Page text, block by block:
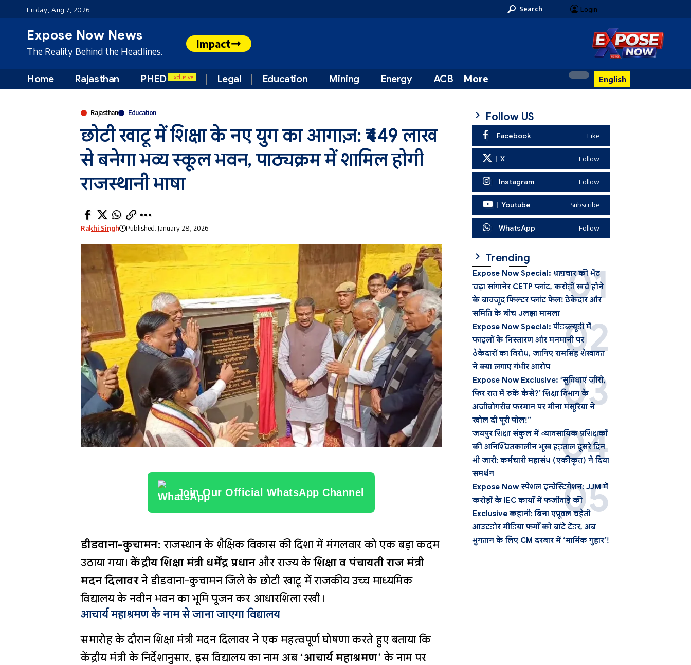
Friday, Aug 7, 2026 Search Login
Expose Now News
The Reality Behind the Headlines.
Impact
Home Rajasthan PHED Exclusive Legal Education Mining Energy ACB More English
Rajasthan Education
छोटी खाटू में शिक्षा के नए युग का आगाज़: ₹449 लाख
से बनेगा भव्य स्कूल भवन, पाठ्यक्रम में शामिल होगी
राजस्थानी भाषा
Rakhi Singh Published: January 28, 2026
Join Our Official WhatsApp Channel
डीडवाना-कुचामन: राजस्थान के शैक्षिक विकास की दिशा में मंगलवार को एक बड़ा कदम
उठाया गया।केंद्रीय शिक्षा मंत्री धर्मेंद्र प्रधानऔर राज्य केशिक्षा व पंचायती राज मंत्री
मदन दिलावरने डीडवाना-कुचामन जिले के छोटी खाटू में राजकीय उच्च माध्यमिक
विद्यालय के नवीन भवन का भूमि पूजन कर आधारशिला रखी।
आचार्य महाश्रमण के नाम से जाना जाएगा विद्यालय
समारोह के दौरान शिक्षा मंत्री मदन दिलावर ने एक महत्वपूर्ण घोषणा करते हुए बताया कि
केंद्रीय मंत्री के निर्देशानुसार, इस विद्यालय का नाम अब‘आचार्य महाश्रमण’ के नाम पर
Follow US
Facebook Like
X Follow
Instagram Follow
Youtube Subscribe
WhatsApp Follow
Trending
Expose Now Special: भ्रष्टाचार की भेंट
चढ़ा सांगानेर CETP प्लांट, करोड़ों खर्च होने
के बावजूद फिल्टर प्लांट फेल! ठेकेदार और
समिति के बीच उलझा मामला
Expose Now Special: पीडब्ल्यूडी में
फाइलों के निस्तारण और मनमानी पर
ठेकेदारों का विरोध, जानिए रामसिंह शेखावत
ने क्या लगाए गंभीर आरोप
Expose Now Exclusive: ‘सुविधाएं जीरो,
फिर रात में रुकें कैसे?’ शिक्षा विभाग के
अजीबोगरीब फरमान पर मीना मंसूरिया ने
खोल दी पूरी पोल!”
जयपुर शिक्षा संकुल में व्यावसायिक प्रशिक्षकों
की अनिश्चितकालीन भूख हड़ताल दूसरे दिन
भी जारी: कर्मचारी महासंघ (एकीकृत) ने दिया
समर्थन
Expose Now स्पेशल इन्वेस्टिगेशन: JJM में
करोड़ों के IEC कार्यों में फर्जीवाड़े की
Exclusive कहानी: बिना एप्रूवल चहेती
आउटडोर मीडिया फर्मों को बांटे टेंडर, अब
भुगतान के लिए CM दरबार में ‘मार्मिक गुहार’!